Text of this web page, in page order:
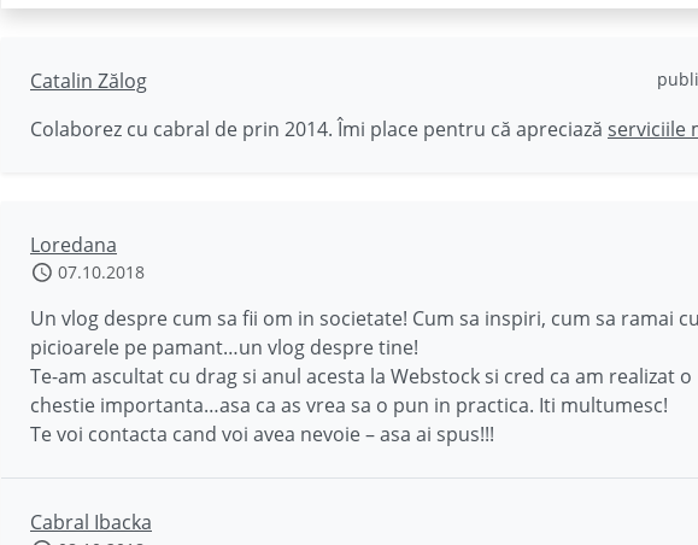
Catalin Zălog
Colaborez cu cabral de prin 2014. Îmi place pentru că apreciază serviciile
Loredana
07.10.2018
Un vlog despre cum sa fii om in societate! Cum sa inspiri, cum sa ramai cu
picioarele pe pamant…un vlog despre tine!
Te-am ascultat cu drag si anul acesta la Webstock si cred ca am realizat o
chestie importanta…asa ca as vrea sa o pun in practica. Iti multumesc!
Te voi contacta cand voi avea nevoie – asa ai spus!!!
Cabral Ibacka